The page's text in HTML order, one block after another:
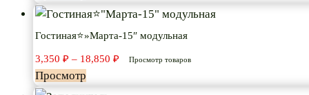
Гостиная⭐»Марта-15″ модульная
3,350 ₽ – 18,850 ₽ цен:
Просмотр товаров
Просмотр